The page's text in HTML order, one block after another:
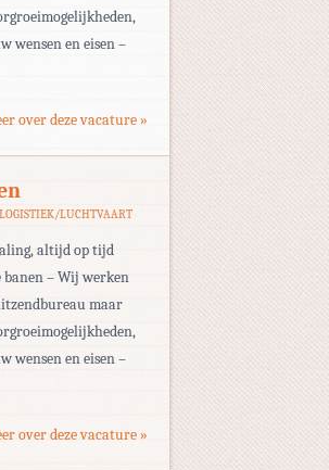
wensen en eisen –
over deze vacature »
LUCHTVAART
altijd op tijd
– Wij werken
maar
wensen en eisen –
over deze vacature »